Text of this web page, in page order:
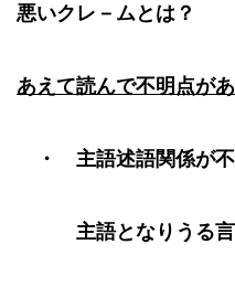
悪いクレ－ムとは？
あえて読んで不明点が
・ 主語述語関係が不
主語となりうる言